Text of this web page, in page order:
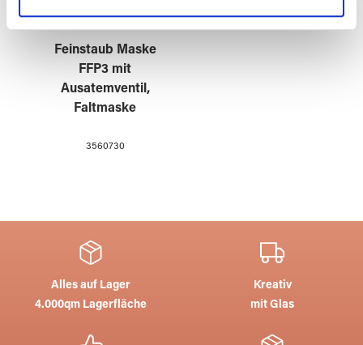
Partner führen diese Informationen möglicherweise mit
haben oder die sie im Rahmen Ihrer Nutzung der Dienste
gesammelt haben.
Feinstaub Maske
FFP3 mit
Ausatemventil,
Faltmaske
3560730
Alles auf Lager
4.000qm Lagerfläche
Kreativ
mit Glas